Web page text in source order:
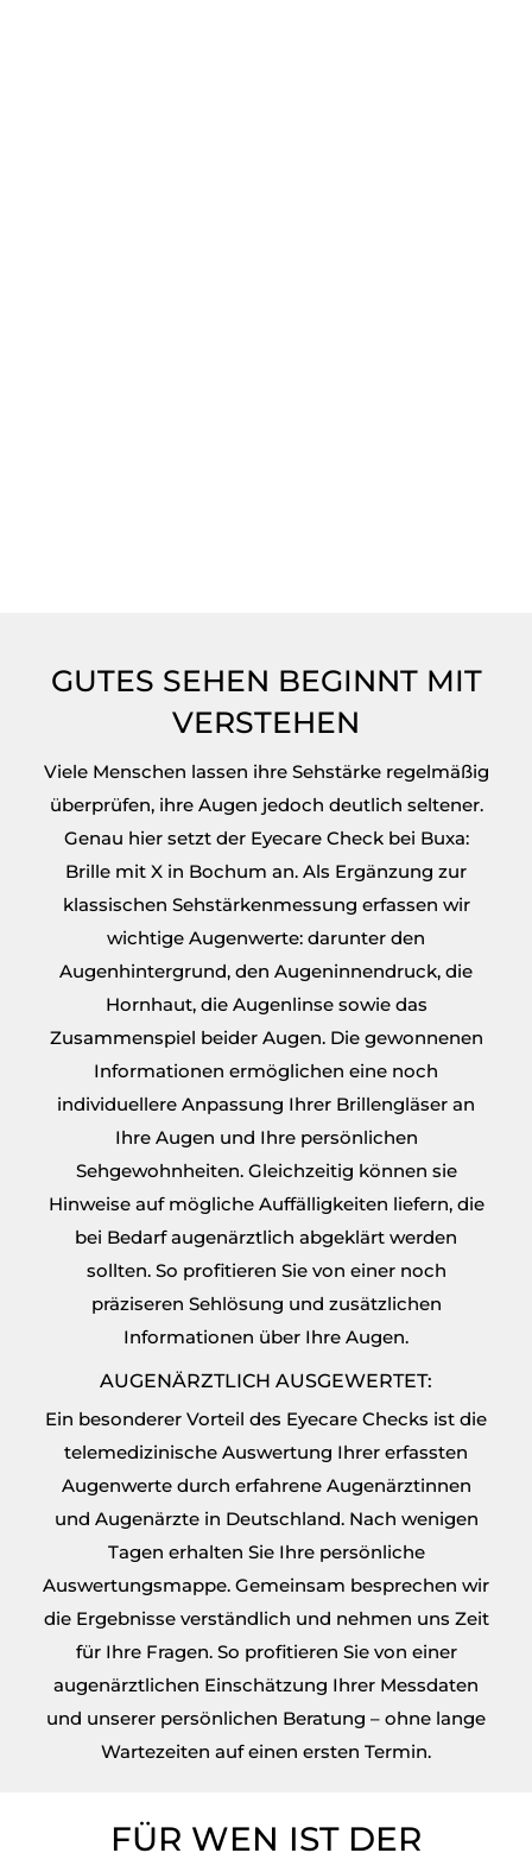
GUTES SEHEN BEGINNT MIT
VERSTEHEN
Viele Menschen lassen ihre Sehstärke regelmäßig
überprüfen, ihre Augen jedoch deutlich seltener.
Genau hier setzt der Eyecare Check bei Buxa:
Brille mit X in Bochum an. Als Ergänzung zur
klassischen Sehstärkenmessung erfassen wir
wichtige Augenwerte: darunter den
Augenhintergrund, den Augeninnendruck, die
Hornhaut, die Augenlinse sowie das
Zusammenspiel beider Augen. Die gewonnenen
Informationen ermöglichen eine noch
individuellere Anpassung Ihrer Brillengläser an
Ihre Augen und Ihre persönlichen
Sehgewohnheiten. Gleichzeitig können sie
Hinweise auf mögliche Auffälligkeiten liefern, die
bei Bedarf augenärztlich abgeklärt werden
sollten. So profitieren Sie von einer noch
präziseren Sehlösung und zusätzlichen
Informationen über Ihre Augen.
AUGENÄRZTLICH AUSGEWERTET:
Ein besonderer Vorteil des Eyecare Checks ist die
telemedizinische Auswertung Ihrer erfassten
Augenwerte durch erfahrene Augenärztinnen
und Augenärzte in Deutschland. Nach wenigen
Tagen erhalten Sie Ihre persönliche
Auswertungsmappe. Gemeinsam besprechen wir
die Ergebnisse verständlich und nehmen uns Zeit
für Ihre Fragen. So profitieren Sie von einer
augenärztlichen Einschätzung Ihrer Messdaten
und unserer persönlichen Beratung – ohne lange
Wartezeiten auf einen ersten Termin.
FÜR WEN IST DER